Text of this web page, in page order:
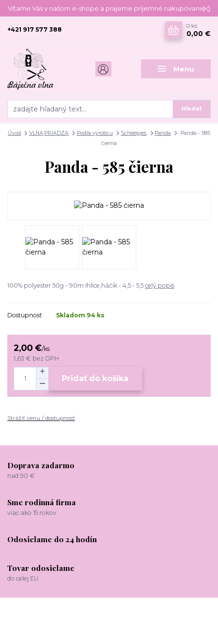
Vítame Vás v našom e-shope a prajeme príjemné nakupovanie :)
Menu
Hľadať
+421 917 577 388
0 ks
0,00 €
Úvod VLNA,PRIADZA Podľa výrobcu Scheepjes Panda
Panda - 585
čierna
Panda - 585 čierna
100% polyester 50g - 90m Ihlice,háčik - 4,5 - 5,5 celý popis
Dostupnosť Skladom 94 ks
2,00 €/ks
1,63 € bez DPH
Pridať do košíka
Strážiť cenu / dostupnosť
Doprava zadarmo
nad 90 €
Sme rodinná firma
viac ako 15 rokov
Odosielame do 24 hodín
Tovar odosielame
do celej EU